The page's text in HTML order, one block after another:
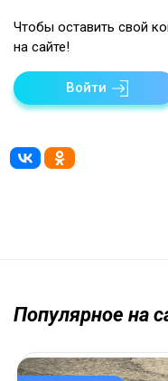
Чтобы оставить свой
на сайте!
Войти
Популярное на